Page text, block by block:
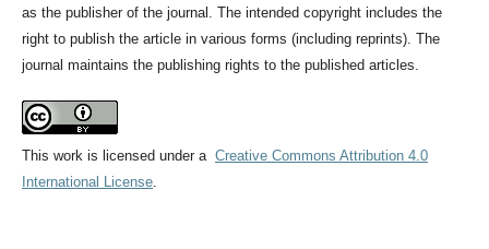
as the publisher of the journal. The intended copyright includes the
right to publish the article in various forms (including reprints). The
journal maintains the publishing rights to the published articles.
This work is licensed under a Creative Commons Attribution 4.0
International License.